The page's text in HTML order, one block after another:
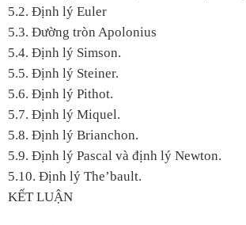
5.2. Định lý Euler
5.3. Đường tròn Apolonius
5.4. Định lý Simson.
5.5. Định lý Steiner.
5.6. Định lý Pithot.
5.7. Định lý Miquel.
5.8. Định lý Brianchon.
5.9. Định lý Pascal và định lý Newton.
5.10. Định lý The’bault.
KẾT LUẬN